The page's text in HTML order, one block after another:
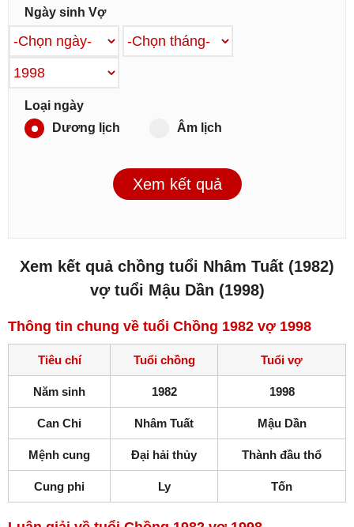
Ngày sinh Vợ
Loại ngày
Dương lịch
Âm lịch
Xem kết quả
Xem kết quả chồng tuổi Nhâm Tuất (1982)
vợ tuổi Mậu Dần (1998)
Thông tin chung về tuổi Chồng 1982 vợ 1998
Tiêu chí Tuổi chồng Tuổi vợ
Năm sinh 1982 1998
Can Chi Nhâm Tuất Mậu Dần
Mệnh cung Đại hải thủy Thành đầu thổ
Cung phi Ly Tốn